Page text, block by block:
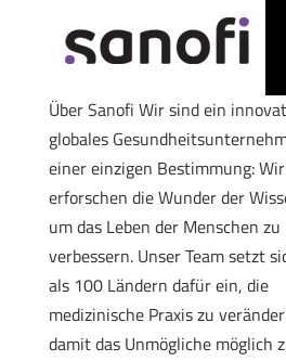
Über Sanofi Wir sind ein
globales
einer einzigen Bestimmung: Wir
erforschen die Wunder der
um das Leben der Menschen zu
verbessern. Unser Team setzt
als 100 Ländern dafür ein, die
medizinische Praxis zu
damit das Unmögliche möglich